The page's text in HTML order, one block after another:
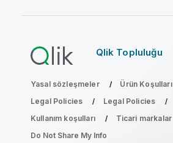
Qlik Topluluğu
Yasal sözleşmeler
Ürün Koşulları
Legal Policies
Legal Policies
Kullanım koşulları
Ticari markalar
Do Not Share My Info